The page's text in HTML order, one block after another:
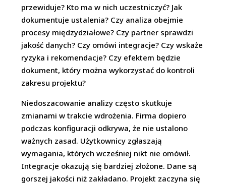
przewiduje? Kto ma w nich uczestniczyć? Jak
dokumentuje ustalenia? Czy analiza obejmie
procesy międzydziałowe? Czy partner sprawdzi
jakość danych? Czy omówi integracje? Czy wskaże
ryzyka i rekomendacje? Czy efektem będzie
dokument, który można wykorzystać do kontroli
zakresu projektu?
Niedoszacowanie analizy często skutkuje
zmianami w trakcie wdrożenia. Firma dopiero
podczas konfiguracji odkrywa, że nie ustalono
ważnych zasad. Użytkownicy zgłaszają
wymagania, których wcześniej nikt nie omówił.
Integracje okazują się bardziej złożone. Dane są
gorszej jakości niż zakładano. Projekt zaczyna się